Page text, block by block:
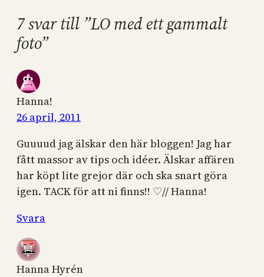
7 svar till ”LO med ett gammalt
foto”
Hanna!
26 april, 2011
Guuuud jag älskar den här bloggen! Jag har
fått massor av tips och idéer. Älskar affären
har köpt lite grejor där och ska snart göra
igen. TACK för att ni finns!! ♡// Hanna!
Svara
Hanna Hyrén